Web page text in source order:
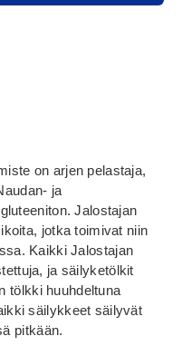
on arjen pelastaja,
ja
Jalostajan
jotka toimivat niin
Kaikki Jalostajan
ja säilyketölkit
tölkki huuhdeltuna
säilykkeet säilyvät
pitkään.